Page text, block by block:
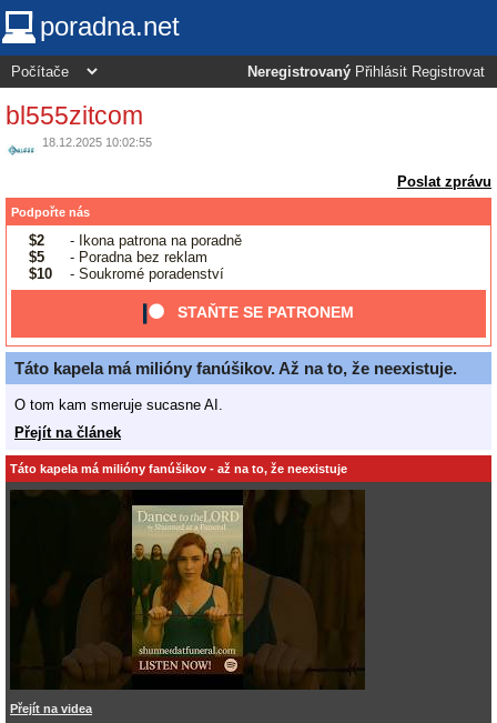
poradna.net
Neregistrovaný Přihlásit Registrovat
bl555zitcom
18.12.2025 10:02:55
Poslat zprávu
Podpořte nás
$2
- Ikona patrona na poradně
$5
- Poradna bez reklam
$10
- Soukromé poradenství
STAŇTE SE PATRONEM
Táto kapela má milióny fanúšikov. Až na to, že neexistuje.
O tom kam smeruje sucasne AI.
Přejít na článek
Táto kapela má milióny fanúšikov - až na to, že neexistuje
Přejít na videa